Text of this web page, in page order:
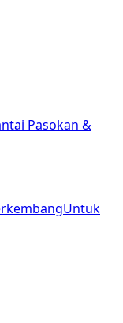
Pasokan &
Untuk